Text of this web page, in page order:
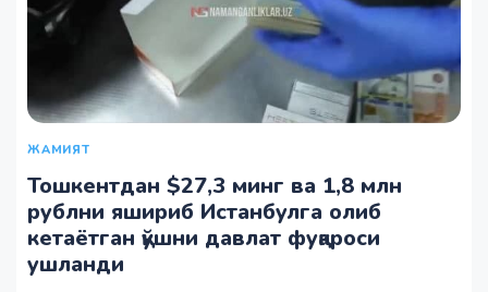
ЖАМИЯТ
Тошкентдан $27,3 минг ва 1,8 млн
рублни яшириб Истанбулга олиб
кетаётган қўшни давлат фуқароси
ушланди